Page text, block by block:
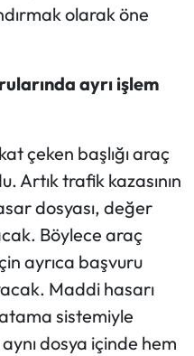
olarak öne
ayrı işlem
çeken başlığı araç
Artık trafik kazasının
dosyası, değer
Böylece araç
ayrıca başvuru
Maddi hasarı
sistemiyle
dosya içinde hem